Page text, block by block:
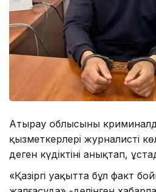
Атырау облысының
қызметкерлері журналистің
деген күдіктіні анықтап,
«Қазіргі уақытта бұл факт